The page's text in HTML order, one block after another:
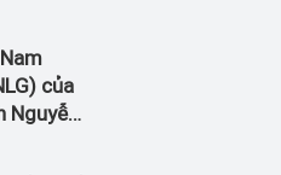
Việt
của
Nguyễn
quỹ đất